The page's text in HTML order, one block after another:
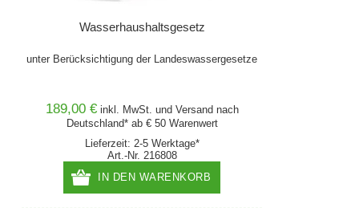
Wasserhaushaltsgesetz
unter Berücksichtigung der Landeswassergesetze
189,00 € inkl. MwSt. und Versand nach
Deutschland* ab € 50 Warenwert
Lieferzeit: 2-5 Werktage*
Art.-Nr. 216808
IN DEN WARENKORB